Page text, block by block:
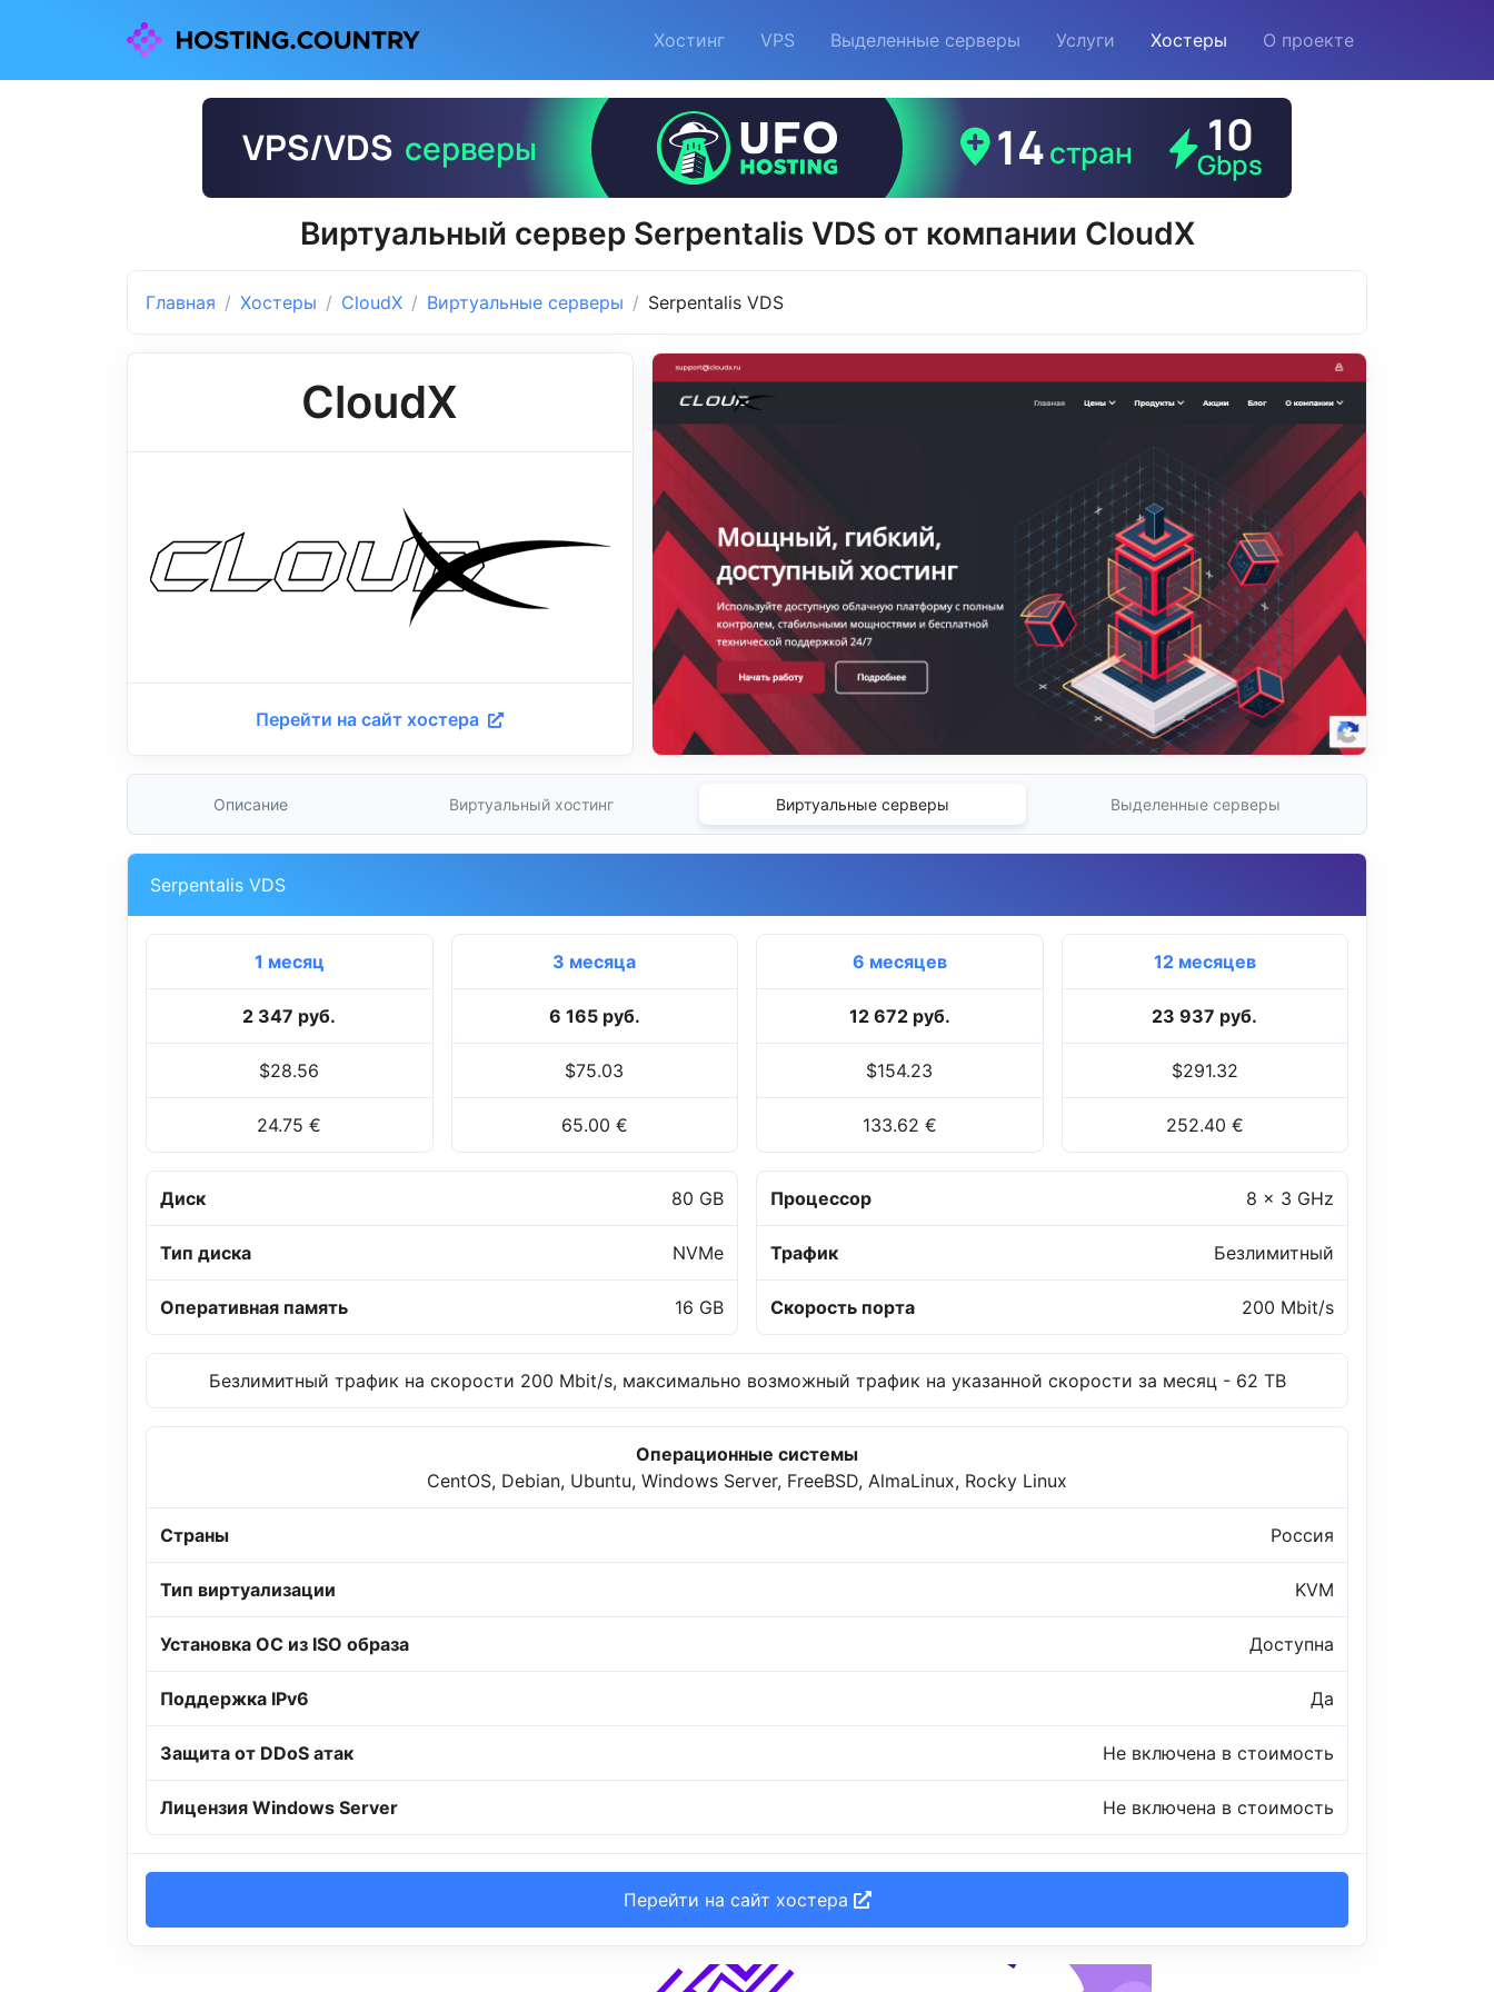
Хостинг VPS Выделенные серверы Услуги Хостеры О проекте
Виртуальный сервер Serpentalis VDS от компании CloudX
Главная Хостеры CloudX Виртуальные серверы Serpentalis VDS
CloudX
Перейти на сайт хостера
Описание Виртуальный хостинг Виртуальные серверы Выделенные серверы
Serpentalis VDS
1 месяц
2 347 руб.
$28.56
24.75 €
3 месяца
6 165 руб.
$75.03
65.00 €
6 месяцев
12 672 руб.
$154.23
133.62 €
12 месяцев
23 937 руб.
$291.32
252.40 €
Диск 80 GB
Тип диска NVMe
Оперативная память 16 GB
Процессор 8 x 3 GHz
Трафик Безлимитный
Скорость порта 200 Mbit/s
Безлимитный трафик на скорости 200 Mbit/s, максимально возможный трафик на указанной скорости за месяц - 62 TB
Операционные системы
CentOS, Debian, Ubuntu, Windows Server, FreeBSD, AlmaLinux, Rocky Linux
Страны Россия
Тип виртуализации KVM
Установка ОС из ISO образа Доступна
Поддержка IPv6 Да
Защита от DDoS атак Не включена в стоимость
Лицензия Windows Server Не включена в стоимость
Перейти на сайт хостера